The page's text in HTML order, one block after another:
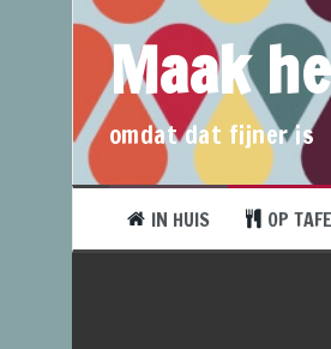
Maak
omdat dat fijner is
IN HUIS OP